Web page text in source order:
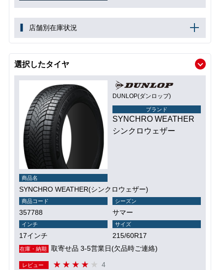
店舗別在庫状況
選択したタイヤ
DUNLOP(ダンロップ)
ブランド
SYNCHRO WEATHER
シンクロウェザー
商品名
SYNCHRO WEATHER(シンクロウェザー)
商品コード
357788
シーズン
サマー
インチ
17インチ
サイズ
215/60R17
在庫・納期 取寄せ品 3-5営業日(欠品時ご連絡)
レビュー 4